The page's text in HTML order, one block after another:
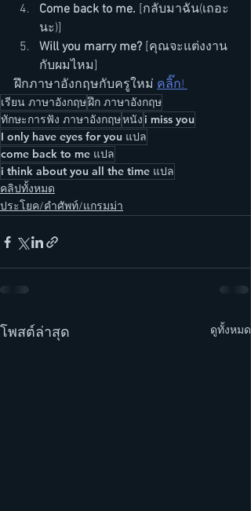
Come back to me. [กลับมาฉัน(เถอะ
นะ)]
Will you marry me? [คุณจะแต่งงาน
กับผมไหม]
ฝึกภาษาอังกฤษกับครูใหม่ คลิ๊ก!
เรียน ภาษาอังกฤษฝึก ภาษาอังกฤษ
ทักษะการฟัง ภาษาอังกฤษหนัง i miss you
I only have eyes for you แปล
come back to me แปล
i think about you all the time แปล
คลิปทั้งหมด
ประโยค/คำศัพท์/แกรมม่า
โพสต์ล่าสุด ดูทั้งหมด